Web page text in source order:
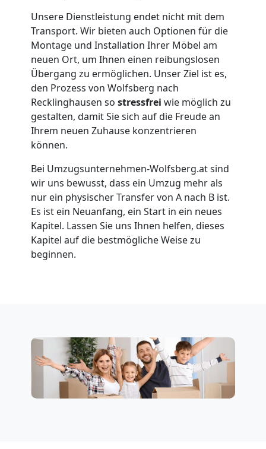
Unsere Dienstleistung endet nicht mit dem
Transport. Wir bieten auch Optionen für die
Montage und Installation Ihrer Möbel am
neuen Ort, um Ihnen einen reibungslosen
Übergang zu ermöglichen. Unser Ziel ist es,
den Prozess von Wolfsberg nach
Recklinghausen so stressfrei wie möglich zu
gestalten, damit Sie sich auf die Freude an
Ihrem neuen Zuhause konzentrieren
können.
Bei Umzugsunternehmen-Wolfsberg.at sind
wir uns bewusst, dass ein Umzug mehr als
nur ein physischer Transfer von A nach B ist.
Es ist ein Neuanfang, ein Start in ein neues
Kapitel. Lassen Sie uns Ihnen helfen, dieses
Kapitel auf die bestmögliche Weise zu
beginnen.
Tresortransport
Wolfsberg
Umzug
für
Senioren
Wolfsberg
Firmenumzug
Wolfsberg